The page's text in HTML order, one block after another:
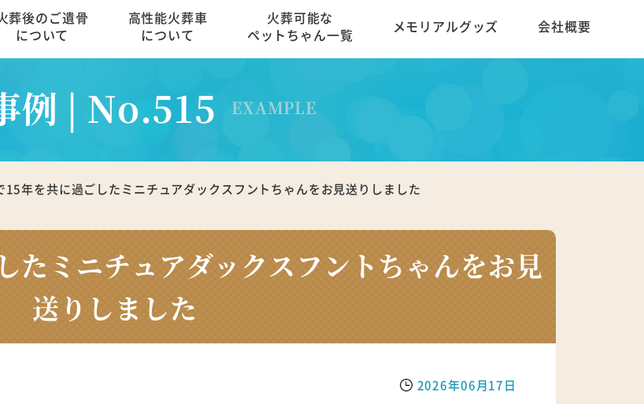
葬後のご遺骨
について
高性能火葬車
について
火葬可能な
ペットちゃん一覧
メモリアルグッズ 会社概要
例 | No.515 EXAMPLE
15年を共に過ごしたミニチュアダックスフントちゃんをお見送りしました
たミニチュアダックスフントちゃんをお見
送りしました
2026年06月17日